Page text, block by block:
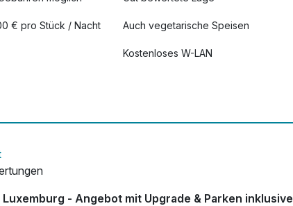
€ pro Stück / Nacht Auch vegetarische Speisen
Kostenloses W-LAN
- Angebot mit Upgrade & Parken inklusive